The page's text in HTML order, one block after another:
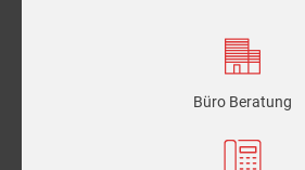
Büro Beratung